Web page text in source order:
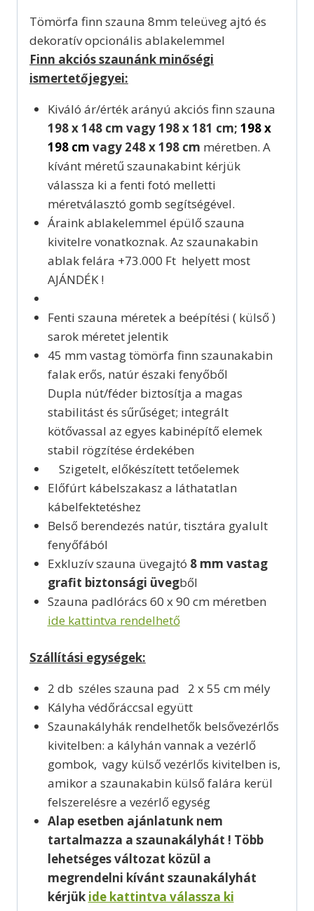
Tömörfa finn szauna 8mm teleüveg ajtó és
dekoratív opcionális ablakelemmel
Finn akciós szaunánk minőségi
ismertetőjegyei:
Kiváló ár/érték arányú akciós finn szauna
198 x 148 cm vagy 198 x 181 cm; 198 x
198 cm vagy 248 x 198 cm méretben. A
kívánt méretű szaunakabint kérjük
válassza ki a fenti fotó melletti
méretválasztó gomb segítségével.
Áraink ablakelemmel épülő szauna
kivitelre vonatkoznak. Az szaunakabin
ablak felára +73.000 Ft helyett most
AJÁNDÉK !
Fenti szauna méretek a beépítési ( külső )
sarok méretet jelentik
45 mm vastag tömörfa finn szaunakabin
falak erős, natúr északi fenyőből
Dupla nút/féder biztosítja a magas
stabilitást és sűrűséget; integrált
kötővassal az egyes kabinépítő elemek
stabil rögzítése érdekében
Szigetelt, előkészített tetőelemek
Előfúrt kábelszakasz a láthatatlan
kábelfektetéshez
Belső berendezés natúr, tisztára gyalult
fenyőfából
Exkluzív szauna üvegajtó 8 mm vastag
grafit biztonsági üvegből
Szauna padlórács 60 x 90 cm méretben
ide kattintva rendelhető
Szállítási egységek:
2 db széles szauna pad 2 x 55 cm mély
Kályha védőráccsal együtt
Szaunakályhák rendelhetők belsővezérlős
kivitelben: a kályhán vannak a vezérlő
gombok, vagy külső vezérlős kivitelben is,
amikor a szaunakabin külső falára kerül
felszerelésre a vezérlő egység
Alap esetben ajánlatunk nem
tartalmazza a szaunakályhát ! Több
lehetséges változat közül a
megrendelni kívánt szaunakályhát
kérjük ide kattintva válassza ki